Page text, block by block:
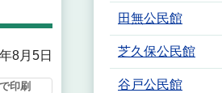
8月5日
印刷
田無公民館
芝久保公民館
谷戸公民館